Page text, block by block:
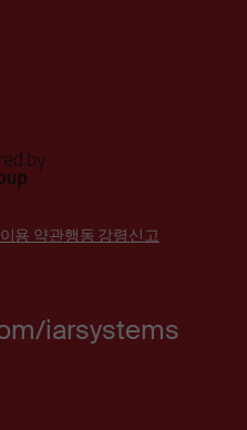
이용 약관행동 강령신고
iarsystems